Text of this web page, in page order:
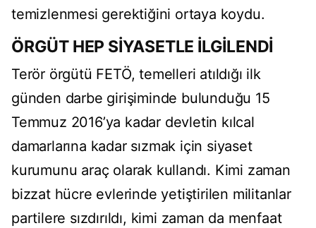
temizlenmesi gerektiğini ortaya koydu.
ÖRGÜT HEP SİYASETLE İLGİLENDİ
Terör örgütü FETÖ, temelleri atıldığı ilk
günden darbe girişiminde bulunduğu 15
Temmuz 2016’ya kadar devletin kılcal
damarlarına kadar sızmak için siyaset
kurumunu araç olarak kullandı. Kimi zaman
bizzat hücre evlerinde yetiştirilen militanlar
partilere sızdırıldı, kimi zaman da menfaat